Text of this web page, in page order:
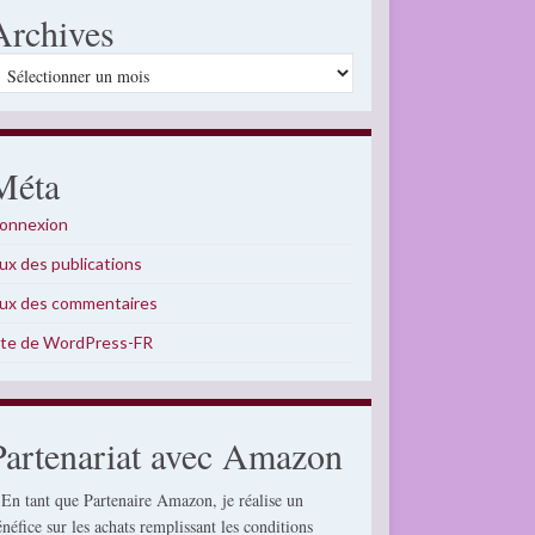
des publications
des commentaires
de WordPress-FR
avec Amazon
tant que Partenaire Amazon, je réalise un
sur les achats remplissant les conditions